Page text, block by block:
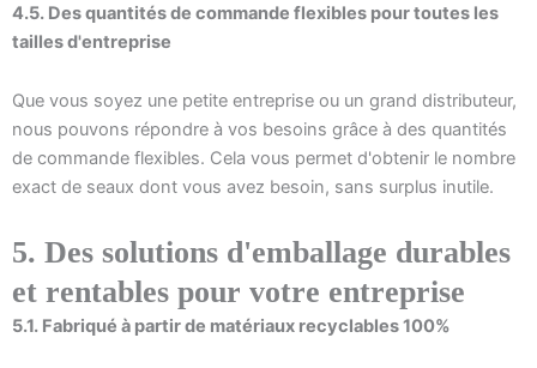
4.5. Des quantités de commande flexibles pour toutes les
tailles d'entreprise
Que vous soyez une petite entreprise ou un grand distributeur,
nous pouvons répondre à vos besoins grâce à des quantités
de commande flexibles. Cela vous permet d'obtenir le nombre
exact de seaux dont vous avez besoin, sans surplus inutile.
5. Des solutions d'emballage durables
et rentables pour votre entreprise
5.1. Fabriqué à partir de matériaux recyclables 100%